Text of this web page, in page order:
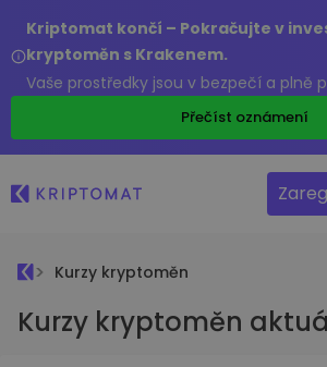
Kriptomat končí – Pokračujte v
kryptoměn s Krakenem.
Vaše prostředky jsou v bezpečí a plně
Přečíst oznámení
Kurzy kryptoměn
Kurzy kryptoměn